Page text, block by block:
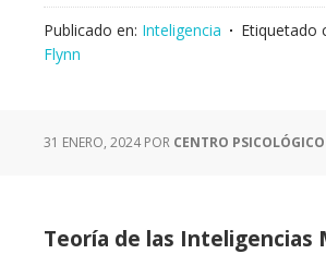
Publicado en: Inteligencia Etiquetado
Flynn
31 ENERO, 2024POR CENTRO
Teoría de las Inteligencias